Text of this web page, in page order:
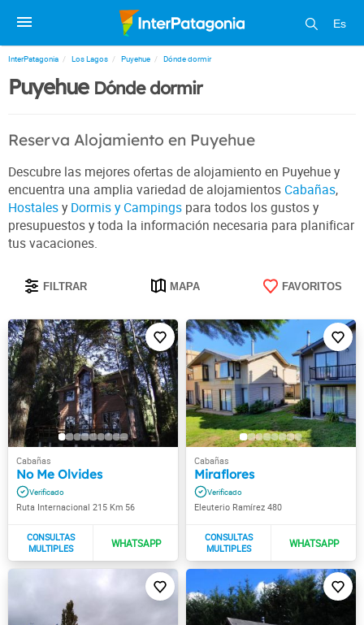
Es
InterPatagonia Los Lagos Puyehue Dónde dormir
Puyehue Dónde dormir
Reserva Alojamiento en Puyehue
Descubre las mejores ofertas de alojamiento en Puyehue y
encuentra una amplia variedad de alojamientos Cabañas,
Hostalesy Dormis y Campings para todos los gustos y
presupuestos y toda la información necesaria para planificar
tus vacaciones.
FILTRAR MAPA FAVORITOS
No Me Olvides
Ruta Internacional 215 Km 56
Miraflores
Eleuterio Ramírez 480